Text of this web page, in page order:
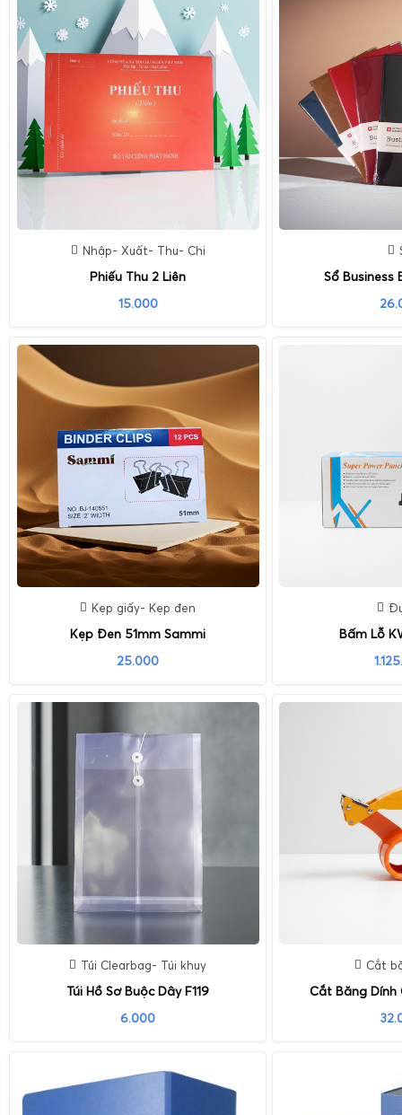
Nhập- Xuất- Thu- Chi
Phiếu Thu 2 Liên
15.000
Sổ Business
Kẹp giấy- Kẹp đen
Kẹp Đen 51mm Sammi
25.000
Bấm Lỗ
Túi Clearbag- Túi khuy
Túi Hồ Sơ Buộc Dây F119
6.000
Cắt
Cắt Băng